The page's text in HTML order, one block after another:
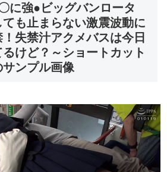
に強●ビッグバンロータ
も止まらない激震波動に
失禁汁アクメバスは今日
けど？～ショートカット
ンプル画像